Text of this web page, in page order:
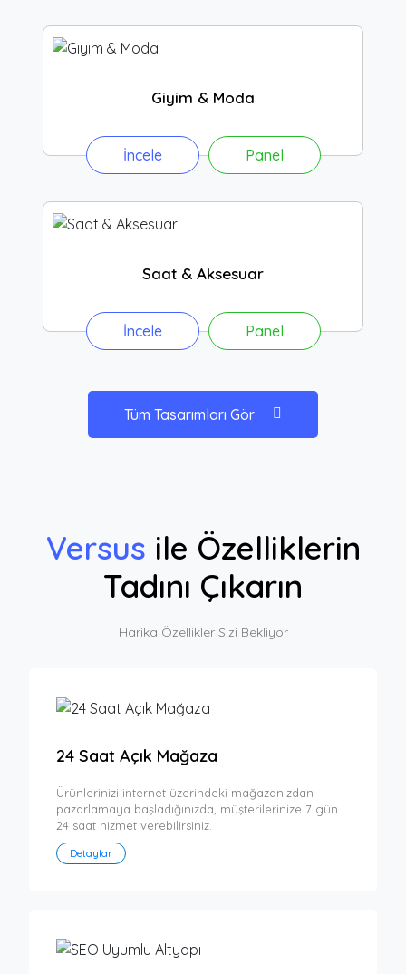
Giyim & Moda
İncele Panel
Saat & Aksesuar
İncele Panel
Tüm Tasarımları Gör
Versus ile Özelliklerin
Tadını Çıkarın
Harika Özellikler Sizi Bekliyor
24 Saat Açık Mağaza
Ürünlerinizi internet üzerindeki mağazanızdan
pazarlamaya başladığınızda, müşterilerinize 7 gün
24 saat hizmet verebilirsiniz.
Detaylar